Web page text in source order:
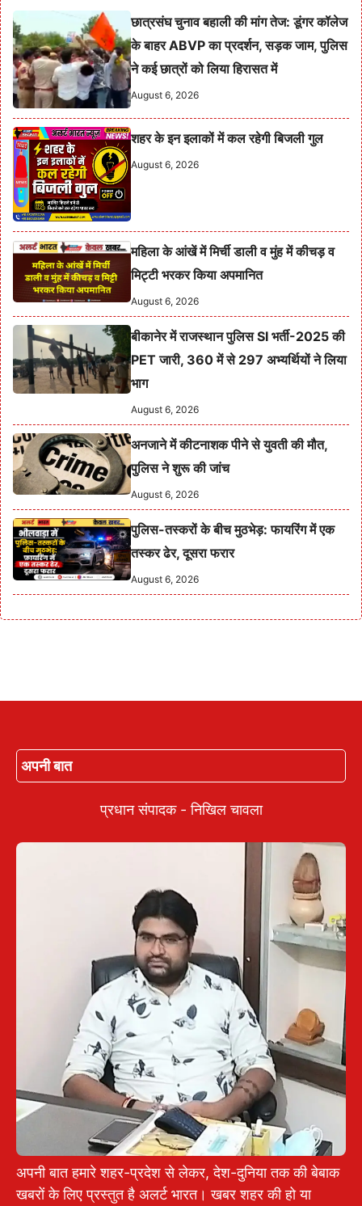
छात्रसंघ चुनाव बहाली की मांग तेज: डूंगर कॉलेज
के बाहर ABVP का प्रदर्शन, सड़क जाम, पुलिस
ने कई छात्रों को लिया हिरासत में
August 6, 2026
शहर के इन इलाकों में कल रहेगी बिजली गुल
August 6, 2026
महिला के आंखें में मिर्ची डाली व मुंह में कीचड़ व
मिट्टी भरकर किया अपमानित
August 6, 2026
बीकानेर में राजस्थान पुलिस SI भर्ती-2025 की
PET जारी, 360 में से 297 अभ्यर्थियों ने लिया
भाग
August 6, 2026
अनजाने में कीटनाशक पीने से युवती की मौत,
पुलिस ने शुरू की जांच
August 6, 2026
पुलिस-तस्करों के बीच मुठभेड़: फायरिंग में एक
तस्कर ढेर, दूसरा फरार
August 6, 2026
अपनी बात
प्रधान संपादक - निखिल चावला
अपनी बात हमारे शहर-प्रदेश से लेकर, देश-दुनिया तक की बेबाक
खबरों के लिए प्रस्तुत है अलर्ट भारत। खबर शहर की हो या